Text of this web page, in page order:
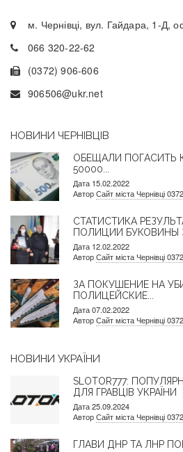
м. Чернівці, вул. Гайдара, 1-Д,
066 320-22-62
(0372) 906-606
906506@ukr.net
НОВИНИ ЧЕРНІВЦІВ
ОБЕЩАЛИ ПОГАСИТЬ
50000...
Дата 15.02.2022
АвторСайт міста Чернівці 0372
СТАТИСТИКА
ПОЛИЦИИ БУКОВИНЫ
Дата 12.02.2022
АвторСайт міста Чернівці 0372
ЗА ПОКУШЕНИЕ НА
ПОЛИЦЕЙСКИЕ...
Дата 07.02.2022
АвторСайт міста Чернівці 0372
НОВИНИ УКРАЇНИ
SLOTOR777:
ДЛЯ ГРАВЦІВ УКРАЇНИ
Дата 25.09.2024
АвторСайт міста Чернівці 0372
ГЛАВИ ДНР ТА ЛНР